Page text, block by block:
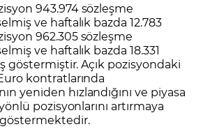
943.974 sözleşme
ve haftalık bazda 12.783
962.305 sözleşme
ve haftalık bazda 18.331
göstermiştir. Açık pozisyondaki
kontratlarında
yeniden hızlandığını ve piyasa
yönlü pozisyonlarını artırmaya